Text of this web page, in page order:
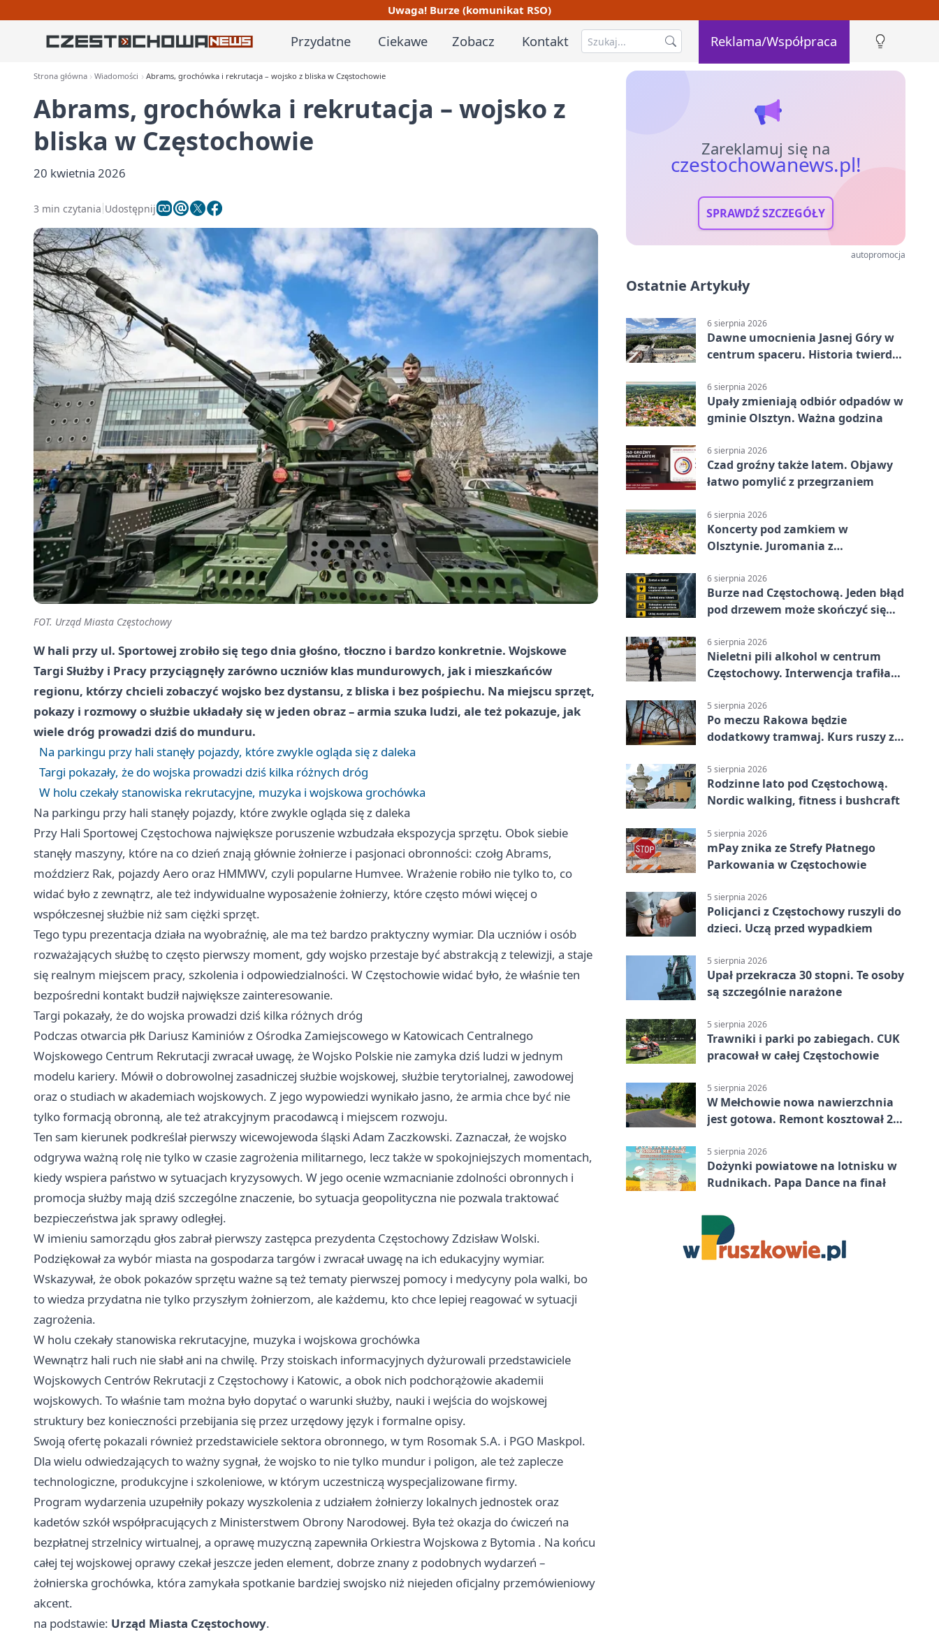
Uwaga! Burze (komunikat RSO)
Przydatne Ciekawe Zobacz Kontakt Reklama/Współpraca
Strona główna Wiadomości Abrams, grochówka i rekrutacja – wojsko z bliska w Częstochowie
Abrams, grochówka i rekrutacja – wojsko z
bliska w Częstochowie
20 kwietnia 2026
3 min czytania Udostępnij
FOT. Urząd Miasta Częstochowy
W hali przy ul. Sportowej zrobiło się tego dnia głośno, tłoczno i bardzo konkretnie. Wojskowe
Targi Służby i Pracy przyciągnęły zarówno uczniów klas mundurowych, jak i mieszkańców
regionu, którzy chcieli zobaczyć wojsko bez dystansu, z bliska i bez pośpiechu. Na miejscu sprzęt,
pokazy i rozmowy o służbie układały się w jeden obraz – armia szuka ludzi, ale też pokazuje, jak
wiele dróg prowadzi dziś do munduru.
Na parkingu przy hali stanęły pojazdy, które zwykle ogląda się z daleka
Targi pokazały, że do wojska prowadzi dziś kilka różnych dróg
W holu czekały stanowiska rekrutacyjne, muzyka i wojskowa grochówka
Na parkingu przy hali stanęły pojazdy, które zwykle ogląda się z daleka
Przy Hali Sportowej Częstochowa największe poruszenie wzbudzała ekspozycja sprzętu. Obok siebie
stanęły maszyny, które na co dzień znają głównie żołnierze i pasjonaci obronności: czołg Abrams,
moździerz Rak, pojazdy Aero oraz HMMWV, czyli popularne Humvee. Wrażenie robiło nie tylko to, co
widać było z zewnątrz, ale też indywidualne wyposażenie żołnierzy, które często mówi więcej o
współczesnej służbie niż sam ciężki sprzęt.
Tego typu prezentacja działa na wyobraźnię, ale ma też bardzo praktyczny wymiar. Dla uczniów i osób
rozważających służbę to często pierwszy moment, gdy wojsko przestaje być abstrakcją z telewizji, a staje
się realnym miejscem pracy, szkolenia i odpowiedzialności. W Częstochowie widać było, że właśnie ten
bezpośredni kontakt budził największe zainteresowanie.
Targi pokazały, że do wojska prowadzi dziś kilka różnych dróg
Podczas otwarcia płk Dariusz Kaminiów z Ośrodka Zamiejscowego w Katowicach Centralnego
Wojskowego Centrum Rekrutacji zwracał uwagę, że Wojsko Polskie nie zamyka dziś ludzi w jednym
modelu kariery. Mówił o dobrowolnej zasadniczej służbie wojskowej, służbie terytorialnej, zawodowej
oraz o studiach w akademiach wojskowych. Z jego wypowiedzi wynikało jasno, że armia chce być nie
tylko formacją obronną, ale też atrakcyjnym pracodawcą i miejscem rozwoju.
Ten sam kierunek podkreślał pierwszy wicewojewoda śląski Adam Zaczkowski. Zaznaczał, że wojsko
odgrywa ważną rolę nie tylko w czasie zagrożenia militarnego, lecz także w spokojniejszych momentach,
kiedy wspiera państwo w sytuacjach kryzysowych. W jego ocenie wzmacnianie zdolności obronnych i
promocja służby mają dziś szczególne znaczenie, bo sytuacja geopolityczna nie pozwala traktować
bezpieczeństwa jak sprawy odległej.
W imieniu samorządu głos zabrał pierwszy zastępca prezydenta Częstochowy Zdzisław Wolski.
Podziękował za wybór miasta na gospodarza targów i zwracał uwagę na ich edukacyjny wymiar.
Wskazywał, że obok pokazów sprzętu ważne są też tematy pierwszej pomocy i medycyny pola walki, bo
to wiedza przydatna nie tylko przyszłym żołnierzom, ale każdemu, kto chce lepiej reagować w sytuacji
zagrożenia.
W holu czekały stanowiska rekrutacyjne, muzyka i wojskowa grochówka
Wewnątrz hali ruch nie słabł ani na chwilę. Przy stoiskach informacyjnych dyżurowali przedstawiciele
Wojskowych Centrów Rekrutacji z Częstochowy i Katowic, a obok nich podchorążowie akademii
wojskowych. To właśnie tam można było dopytać o warunki służby, nauki i wejścia do wojskowej
struktury bez konieczności przebijania się przez urzędowy język i formalne opisy.
Swoją ofertę pokazali również przedstawiciele sektora obronnego, w tym Rosomak S.A. i PGO Maskpol.
Dla wielu odwiedzających to ważny sygnał, że wojsko to nie tylko mundur i poligon, ale też zaplecze
technologiczne, produkcyjne i szkoleniowe, w którym uczestniczą wyspecjalizowane firmy.
Program wydarzenia uzupełniły pokazy wyszkolenia z udziałem żołnierzy lokalnych jednostek oraz
kadetów szkół współpracujących z Ministerstwem Obrony Narodowej. Była też okazja do ćwiczeń na
bezpłatnej strzelnicy wirtualnej, a oprawę muzyczną zapewniła Orkiestra Wojskowa z Bytomia . Na końcu
całej tej wojskowej oprawy czekał jeszcze jeden element, dobrze znany z podobnych wydarzeń –
żołnierska grochówka, która zamykała spotkanie bardziej swojsko niż niejeden oficjalny przemówieniowy
akcent.
na podstawie: Urząd Miasta Częstochowy.
Zareklamuj się na
czestochowanews.pl!
SPRAWDŹ SZCZEGÓŁY
autopromocja
Ostatnie Artykuły
6 sierpnia 2026
Dawne umocnienia Jasnej Góry w
centrum spaceru. Historia twierdzy
6 sierpnia 2026
Upały zmieniają odbiór odpadów w
gminie Olsztyn. Ważna godzina
6 sierpnia 2026
Czad groźny także latem. Objawy
łatwo pomylić z przegrzaniem
6 sierpnia 2026
Koncerty pod zamkiem w
Olsztynie. Juromania z
6 sierpnia 2026
Burze nad Częstochową. Jeden błąd
pod drzewem może skończyć się
6 sierpnia 2026
Nieletni pili alkohol w centrum
Częstochowy. Interwencja trafiła
5 sierpnia 2026
Po meczu Rakowa będzie
dodatkowy tramwaj. Kurs ruszy ze
5 sierpnia 2026
Rodzinne lato pod Częstochową.
Nordic walking, fitness i bushcraft
5 sierpnia 2026
mPay znika ze Strefy Płatnego
Parkowania w Częstochowie
5 sierpnia 2026
Policjanci z Częstochowy ruszyli do
dzieci. Uczą przed wypadkiem
5 sierpnia 2026
Upał przekracza 30 stopni. Te osoby
są szczególnie narażone
5 sierpnia 2026
Trawniki i parki po zabiegach. CUK
pracował w całej Częstochowie
5 sierpnia 2026
W Mełchowie nowa nawierzchnia
jest gotowa. Remont kosztował 222
5 sierpnia 2026
Dożynki powiatowe na lotnisku w
Rudnikach. Papa Dance na finał